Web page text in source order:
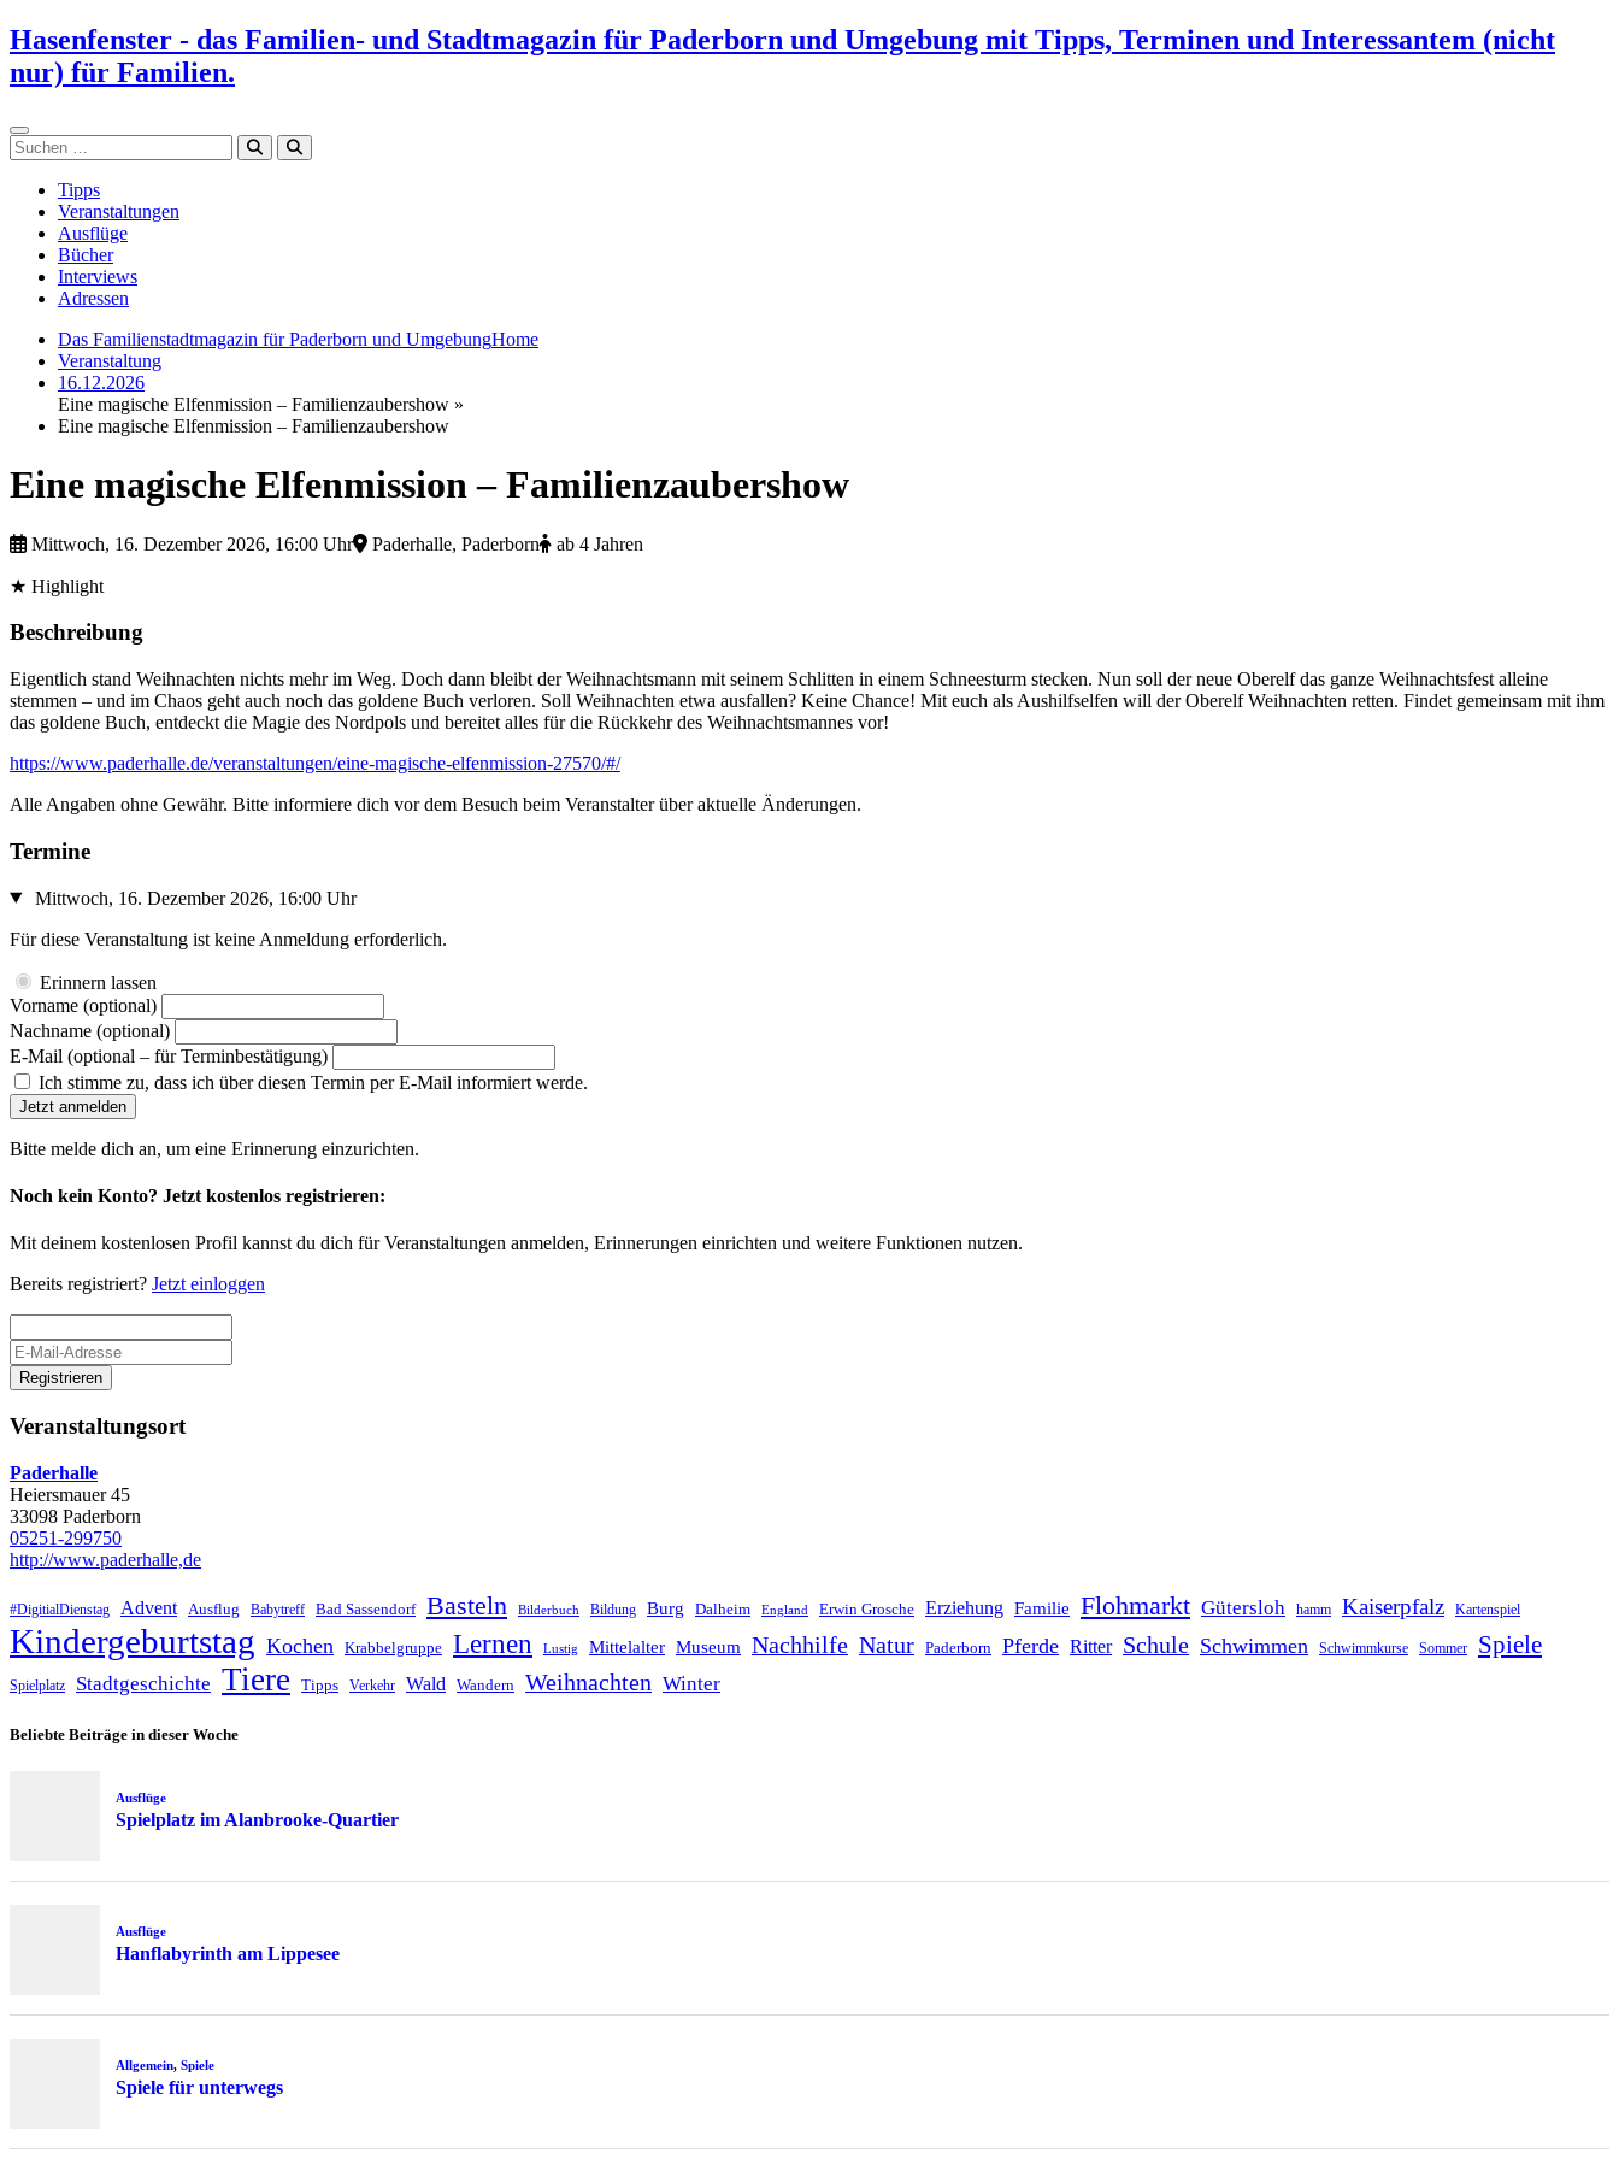
Zum
Inhalt
springen
Hasenfenster - das Familien- und Stadtmagazin für Paderborn und Umgebung mit Tipps, Terminen und Interessantem (nicht
nur) für Familien.
Suchen
Tipps
Veranstaltungen
Ausflüge
Bücher
Interviews
Adressen
Das Familienstadtmagazin für Paderborn und UmgebungHome
Veranstaltung
16.12.2026
Eine magische Elfenmission – Familienzaubershow »
Eine magische Elfenmission – Familienzaubershow
Eine magische Elfenmission – Familienzaubershow
Mittwoch, 16. Dezember 2026, 16:00 Uhr Paderhalle, Paderborn ab 4 Jahren
★ Highlight
Beschreibung
Eigentlich stand Weihnachten nichts mehr im Weg. Doch dann bleibt der Weihnachtsmann mit seinem Schlitten in einem Schneesturm stecken. Nun soll der neue Oberelf das ganze Weihnachtsfest alleine
stemmen – und im Chaos geht auch noch das goldene Buch verloren. Soll Weihnachten etwa ausfallen? Keine Chance! Mit euch als Aushilfselfen will der Oberelf Weihnachten retten. Findet gemeinsam mit ihm
das goldene Buch, entdeckt die Magie des Nordpols und bereitet alles für die Rückkehr des Weihnachtsmannes vor!
https://www.paderhalle.de/veranstaltungen/eine-magische-elfenmission-27570/#/
Alle Angaben ohne Gewähr. Bitte informiere dich vor dem Besuch beim Veranstalter über aktuelle Änderungen.
Termine
Mittwoch, 16. Dezember 2026, 16:00 Uhr
Für diese Veranstaltung ist keine Anmeldung erforderlich.
Erinnern lassen
Vorname (optional)
Nachname (optional)
E-Mail (optional – für Terminbestätigung)
Ich stimme zu, dass ich über diesen Termin per E-Mail informiert werde.
Jetzt anmelden
Bitte melde dich an, um eine Erinnerung einzurichten.
Noch kein Konto? Jetzt kostenlos registrieren:
Mit deinem kostenlosen Profil kannst du dich für Veranstaltungen anmelden, Erinnerungen einrichten und weitere Funktionen nutzen.
Bereits registriert? Jetzt einloggen
Registrieren
Veranstaltungsort
Paderhalle
Heiersmauer 45
33098 Paderborn
05251-299750
http://www.paderhalle,de
#DigitialDienstag Advent Ausflug Babytreff Bad Sassendorf Basteln Bilderbuch Bildung Burg Dalheim England Erwin Grosche Erziehung Familie Flohmarkt Gütersloh hamm Kaiserpfalz Kartenspiel
Kindergeburtstag Kochen Krabbelgruppe Lernen Lustig Mittelalter Museum Nachhilfe Natur Paderborn Pferde Ritter Schule Schwimmen Schwimmkurse Sommer Spiele
Spielplatz Stadtgeschichte Tiere Tipps Verkehr Wald Wandern Weihnachten Winter
Beliebte Beiträge in dieser Woche
Ausflüge
Spielplatz im Alanbrooke-Quartier
Ausflüge
Hanflabyrinth am Lippesee
Allgemein, Spiele
Spiele für unterwegs